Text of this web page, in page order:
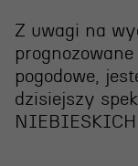
Z uwagi na
pogodowe,
dzisiejszy
NIEBIESKICH